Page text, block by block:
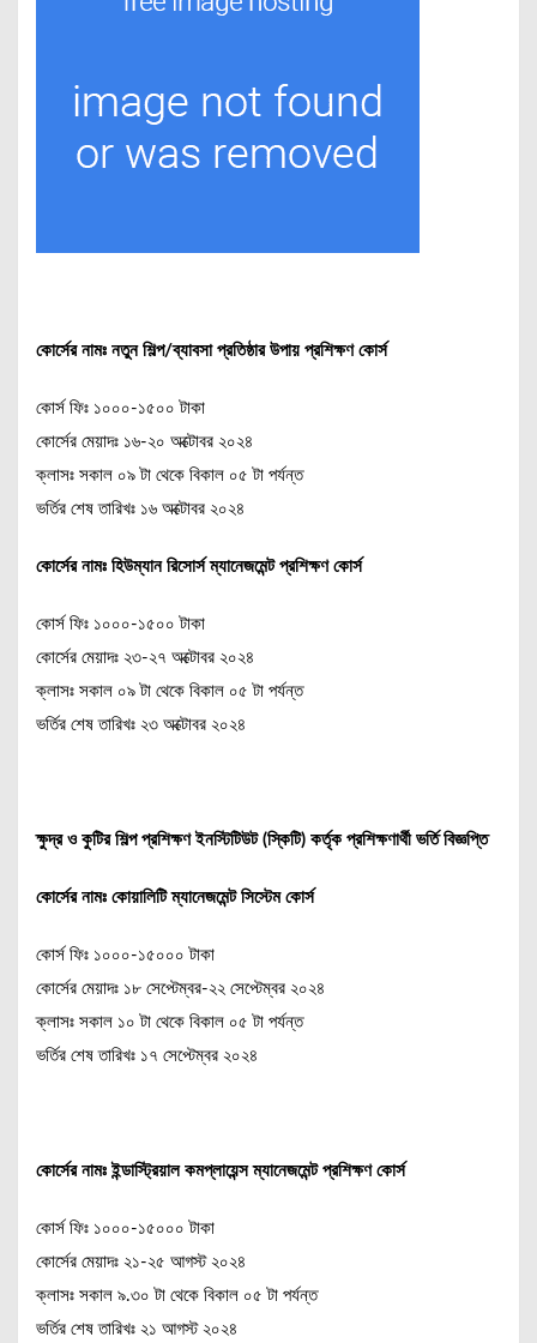
কোর্সের নামঃ নতুন শিল্প/ব্যাবসা প্রতিষ্ঠার উপায় প্রশিক্ষণ কোর্স
কোর্স ফিঃ ১০০০-১৫০০ টাকা
কোর্সের মেয়াদঃ ১৬-২০ অক্টোবর ২০২৪
ক্লাসঃ সকাল ০৯ টা থেকে বিকাল ০৫ টা পর্যন্ত
ভর্তির শেষ তারিখঃ ১৬ অক্টোবর ২০২৪
কোর্সের নামঃ হিউম্যান রিসোর্স ম্যানেজমেন্ট প্রশিক্ষণ কোর্স
কোর্স ফিঃ ১০০০-১৫০০ টাকা
কোর্সের মেয়াদঃ ২৩-২৭ অক্টোবর ২০২৪
ক্লাসঃ সকাল ০৯ টা থেকে বিকাল ০৫ টা পর্যন্ত
ভর্তির শেষ তারিখঃ ২৩ অক্টোবর ২০২৪
ক্ষুদ্র ও কুটির শিল্প প্রশিক্ষণ ইনস্টিটিউট (স্কিটি) কর্তৃক প্রশিক্ষণার্থী ভর্তি বিজ্ঞপ্তি
কোর্সের নামঃ কোয়ালিটি ম্যানেজমেন্ট সিস্টেম কোর্স
কোর্স ফিঃ ১০০০-১৫০০০ টাকা
কোর্সের মেয়াদঃ ১৮ সেপ্টেম্বর-২২ সেপ্টেম্বর ২০২৪
ক্লাসঃ সকাল ১০ টা থেকে বিকাল ০৫ টা পর্যন্ত
ভর্তির শেষ তারিখঃ ১৭ সেপ্টেম্বর ২০২৪
কোর্সের নামঃ ইন্ডাস্ট্রিয়াল কমপ্লায়েন্স ম্যানেজমেন্ট প্রশিক্ষণ কোর্স
কোর্স ফিঃ ১০০০-১৫০০০ টাকা
কোর্সের মেয়াদঃ ২১-২৫ আগস্ট ২০২৪
ক্লাসঃ সকাল ৯.৩০ টা থেকে বিকাল ০৫ টা পর্যন্ত
ভর্তির শেষ তারিখঃ ২১ আগস্ট ২০২৪